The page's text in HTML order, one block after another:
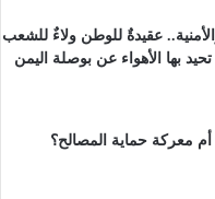
عقيدةٌ للوطن ولاءٌ للشعب
تحيد بها الأهواء عن بوصلة اليمن
أم معركة حماية المصالح؟